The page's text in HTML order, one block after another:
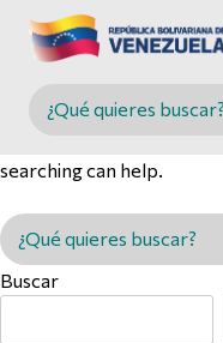
Buscar en MINCYT
searching can help.
Buscar en MINCYT
Buscar